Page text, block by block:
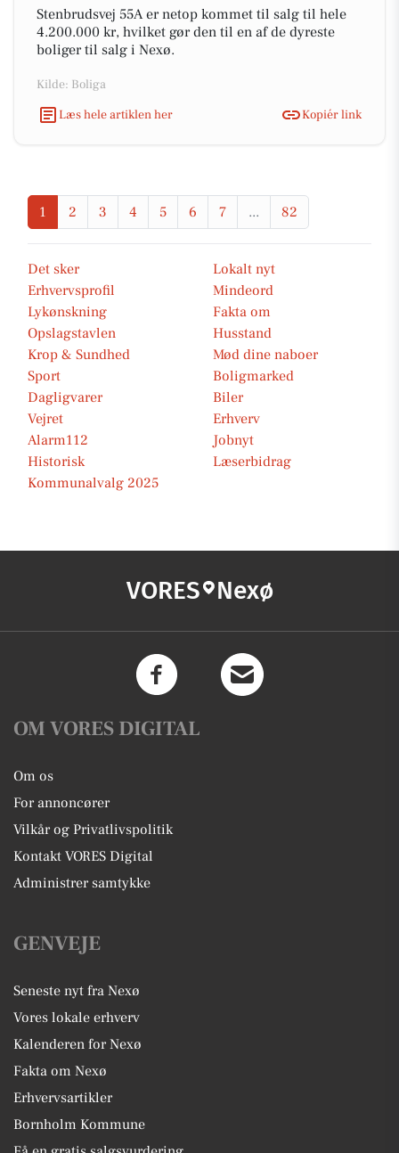
Stenbrudsvej 55A er netop kommet til salg til hele
4.200.000 kr, hvilket gør den til en af de dyreste
boliger til salg i Nexø.
Kilde: Boliga
Læs hele artiklen her
Kopiér link
1 2 3 4 5 6 7 ... 82
Det sker
Lokalt nyt
Erhvervsprofil
Mindeord
Lykønskning
Fakta om
Opslagstavlen
Husstand
Krop & Sundhed
Mød dine naboer
Sport
Boligmarked
Dagligvarer
Biler
Vejret
Erhverv
Alarm112
Jobnyt
Historisk
Læserbidrag
Kommunalvalg 2025
VORES Nexø
OM VORES DIGITAL
Om os
For annoncører
Vilkår og Privatlivspolitik
Kontakt VORES Digital
Administrer samtykke
GENVEJE
Seneste nyt fra Nexø
Vores lokale erhverv
Kalenderen for Nexø
Fakta om Nexø
Erhvervsartikler
Bornholm Kommune